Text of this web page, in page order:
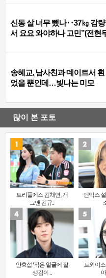
신동 살 너무 뺐나‥37㎏ 감
서 요요 와야하나 고민”(전현
송혜교, 남사친과 데이트서
었을 뿐인데…빛나는 미모
많이 본 포토
트리플에스 김채연, 개
그맨 김규..
엔믹스
안효섭 ‘작은 얼굴에 잘
생김이 ..
트와이